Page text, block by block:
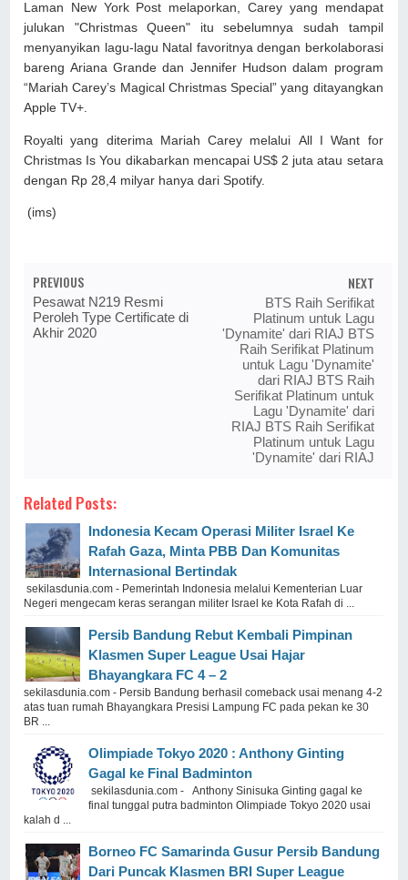
Laman New York Post melaporkan, Carey yang mendapat
julukan "Christmas Queen" itu sebelumnya sudah tampil
menyanyikan lagu-lagu Natal favoritnya dengan berkolaborasi
bareng Ariana Grande dan Jennifer Hudson dalam program
“Mariah Carey’s Magical Christmas Special” yang ditayangkan
Apple TV+.
Royalti yang diterima Mariah Carey melalui All I Want for
Christmas Is You dikabarkan mencapai US$ 2 juta atau setara
dengan Rp 28,4 milyar hanya dari Spotify.
(ims)
PREVIOUS
Pesawat N219 Resmi
Peroleh Type Certificate di
Akhir 2020
NEXT
BTS Raih Serifikat
Platinum untuk Lagu
'Dynamite' dari RIAJ BTS
Raih Serifikat Platinum
untuk Lagu 'Dynamite'
dari RIAJ BTS Raih
Serifikat Platinum untuk
Lagu 'Dynamite' dari
RIAJ BTS Raih Serifikat
Platinum untuk Lagu
'Dynamite' dari RIAJ
Related Posts:
Indonesia Kecam Operasi Militer Israel Ke
Rafah Gaza, Minta PBB Dan Komunitas
Internasional Bertindak
sekilasdunia.com - Pemerintah Indonesia melalui Kementerian Luar
Negeri mengecam keras serangan militer Israel ke Kota Rafah di ...
Persib Bandung Rebut Kembali Pimpinan
Klasmen Super League Usai Hajar
Bhayangkara FC 4 – 2
sekilasdunia.com - Persib Bandung berhasil comeback usai menang 4-2
atas tuan rumah Bhayangkara Presisi Lampung FC pada pekan ke 30
BR ...
Olimpiade Tokyo 2020 : Anthony Ginting
Gagal ke Final Badminton
sekilasdunia.com - Anthony Sinisuka Ginting gagal ke
final tunggal putra badminton Olimpiade Tokyo 2020 usai
kalah d ...
Borneo FC Samarinda Gusur Persib Bandung
Dari Puncak Klasmen BRI Super League